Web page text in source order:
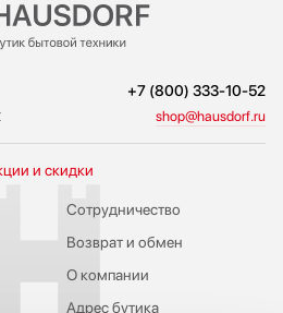
+7 (800) 333-10-52
shop@hausdorf.ru
и скидки
Сотрудничество
Возврат и обмен
О компании
Адрес бутика